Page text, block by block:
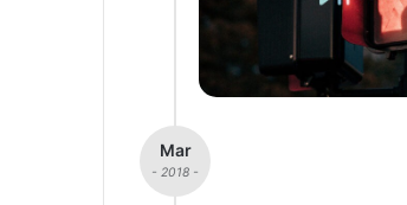
Mar
- 2018 -